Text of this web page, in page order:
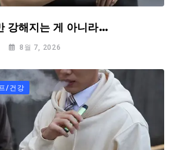
강해지는 게 아니라…
8월 7, 2026
/건강